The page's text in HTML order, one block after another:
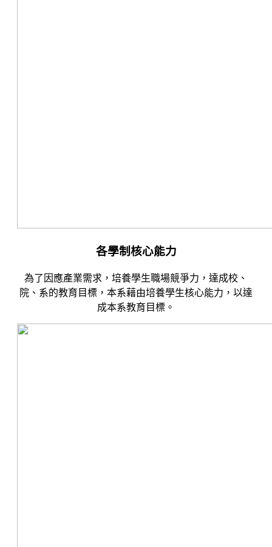
各學制核心能力
為了因應產業需求，培養學生職場競爭力，達成校、
院、系的教育目標，本系藉由培養學生核心能力，以達
成本系教育目標。